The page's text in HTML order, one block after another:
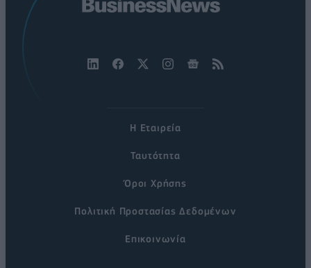
Η Εταιρεία
Ταυτότητα
Όροι Χρήσης
Πολιτική Προστασίας Δεδομένων
Επικοινωνία